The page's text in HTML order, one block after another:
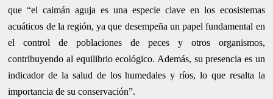
que “el caimán aguja es una especie clave en los ecosistemas
acuáticos de la región, ya que desempeña un papel fundamental en
el control de poblaciones de peces y otros organismos,
contribuyendo al equilibrio ecológico. Además, su presencia es un
indicador de la salud de los humedales y ríos, lo que resalta la
importancia de su conservación”.